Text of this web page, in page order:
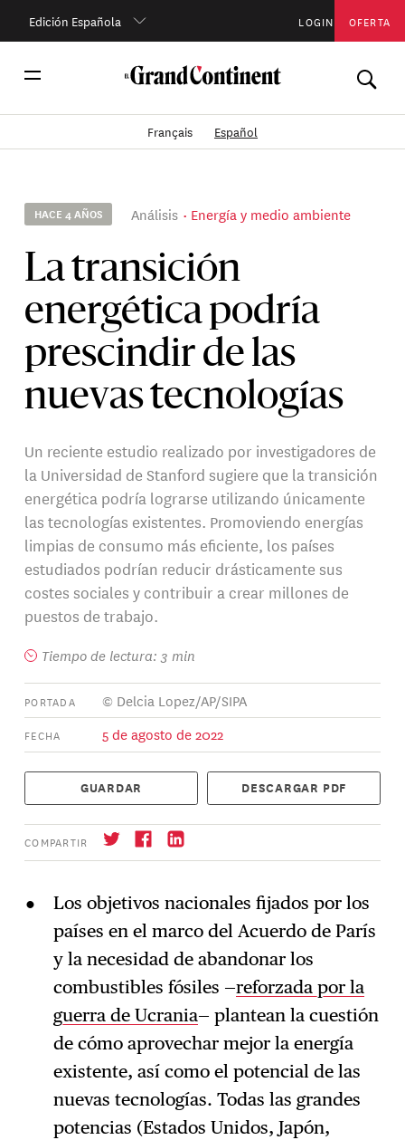
Edición Española LOGIN OFERTA
Français Español
HACE 4 AÑOS Análisis Energía y medio ambiente
La transición
energética podría
prescindir de las
nuevas tecnologías
Un reciente estudio realizado por investigadores de
la Universidad de Stanford sugiere que la transición
energética podría lograrse utilizando únicamente
las tecnologías existentes. Promoviendo energías
limpias de consumo más eficiente, los países
estudiados podrían reducir drásticamente sus
costes sociales y contribuir a crear millones de
puestos de trabajo.
Tiempo de lectura: 3 min
PORTADA © Delcia Lopez/AP/SIPA
FECHA 5 de agosto de 2022
GUARDAR DESCARGAR PDF
COMPARTIR
→ Suscríbase
Los objetivos nacionales fijados por los
países en el marco del Acuerdo de París
y la necesidad de abandonar los
combustibles fósiles —reforzada por la
guerra de Ucrania— plantean la cuestión
de cómo aprovechar mejor la energía
existente, así como el potencial de las
nuevas tecnologías. Todas las grandes
potencias (Estados Unidos, Japón,